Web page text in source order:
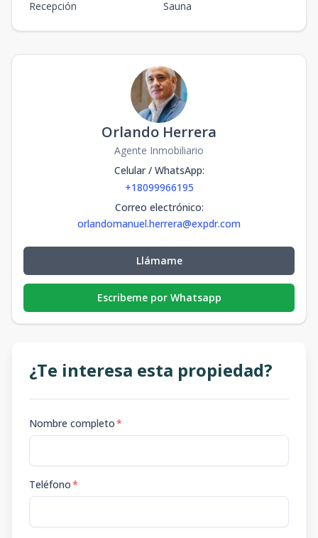
Recepción Sauna
Orlando Herrera
Agente Inmobiliario
Celular / WhatsApp:
+18099966195
Correo electrónico:
orlandomanuel.herrera@expdr.com
Llámame
Escribeme por Whatsapp
¿Te interesa esta propiedad?
Nombre completo*
Teléfono*